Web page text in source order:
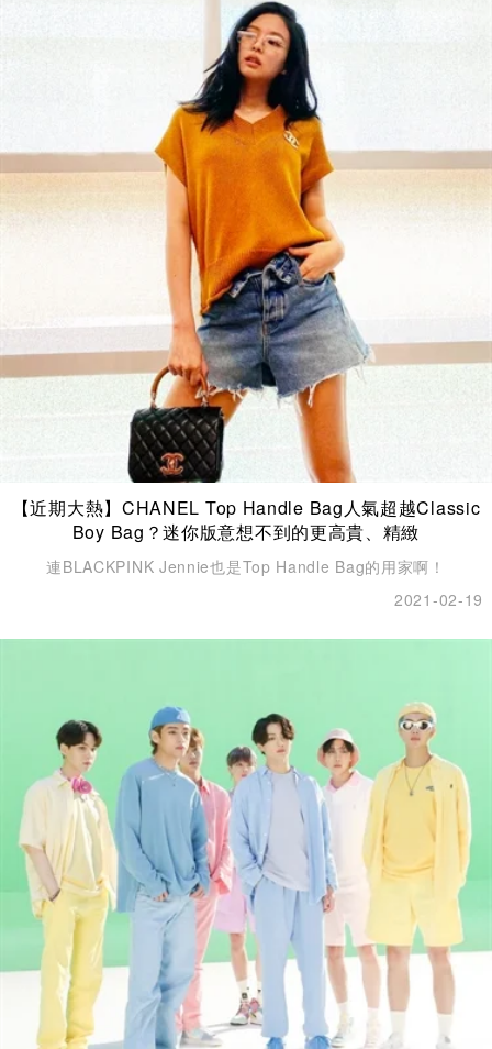
【近期大熱】CHANEL Top Handle Bag人氣超越Classic
Boy Bag？迷你版意想不到的更高貴、精緻
連BLACKPINK Jennie也是Top Handle Bag的用家啊！
2021-02-19